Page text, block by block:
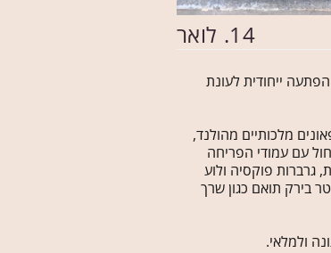
14. לואר
הפתעה ייחודית לעונת
מלכותיים מהולנד,
עם עמודי הפריחה
גרברות פוקסיה ולוע
בירק תואם כגון שרך
ולמלאי.